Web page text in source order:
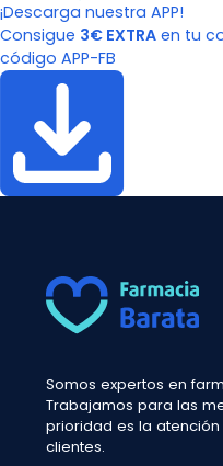
¡Descarga nuestra APP!
Consigue 3€ EXTRA en tu
código APP-FB
Somos expertos en
Trabajamos para las
prioridad es la
clientes.